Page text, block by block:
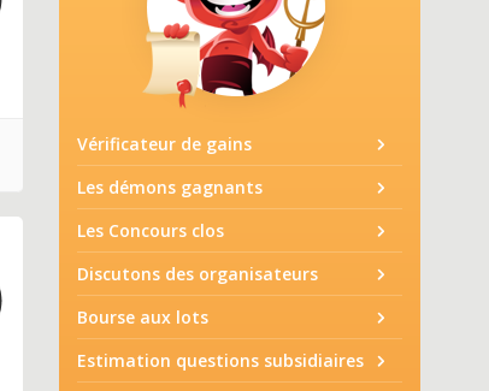
Vérificateur de gains
Les démons gagnants
Les Concours clos
Discutons des organisateurs
Bourse aux lots
Estimation questions subsidiaires